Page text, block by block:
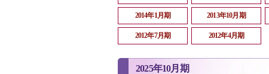
2014年1月期 2013年10月期
2012年7月期 2012年4月期
2025年10月期